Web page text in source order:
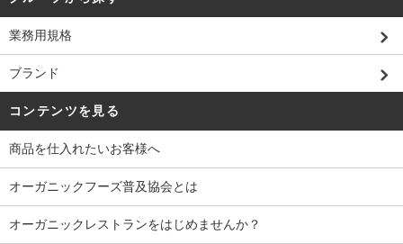
業務用規格
ブランド
コンテンツを見る
商品を仕入れたいお客様へ
オーガニックフーズ普及協会とは
オーガニックレストランをはじめませんか？